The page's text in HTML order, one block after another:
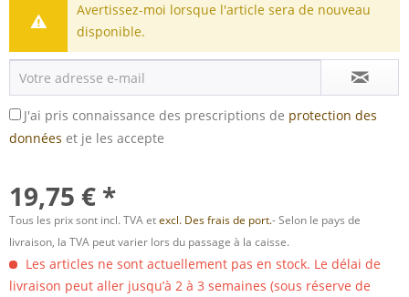
Avertissez-moi lorsque l'article sera de nouveau
disponible.
J'ai pris connaissance des prescriptions de protection des
données et je les accepte
19,75 € *
Tous les prix sont incl. TVA etexcl. Des frais de port.- Selon le pays de
livraison, la TVA peut varier lors du passage à la caisse.
Les articles ne sont actuellement pas en stock. Le délai de
livraison peut aller jusqu’à 2 à 3 semaines (sous réserve de